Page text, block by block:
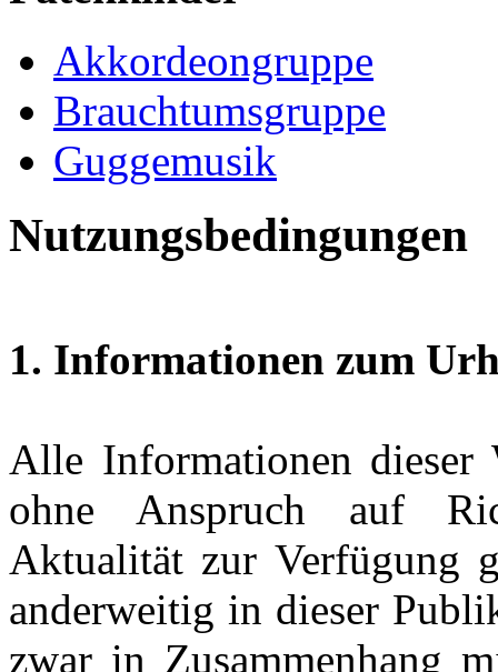
Akkordeongruppe
Brauchtumsgruppe
Guggemusik
Nutzungsbedingungen
1. Informationen zum
Alle Informationen dieser
ohne Anspruch auf
Aktualität zur Verfügung
anderweitig in dieser
zwar in Zusammenhang